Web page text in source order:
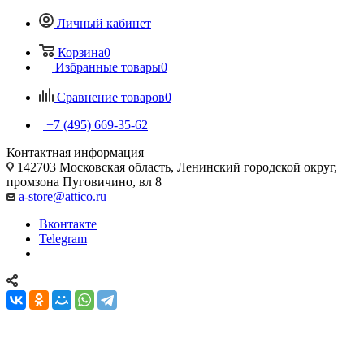
Личный кабинет
Корзина0
Избранные товары0
Сравнение товаров0
+7 (495) 669-35-62
Контактная информация
142703 Московская область, Ленинский городской округ,
промзона Пуговичино, вл 8
a-store@attico.ru
Вконтакте
Telegram